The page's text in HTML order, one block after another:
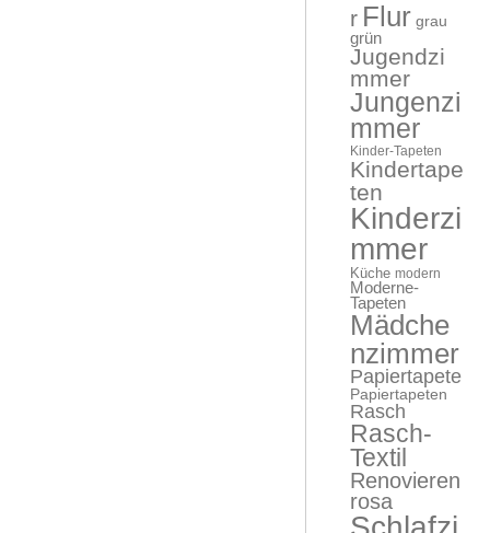
r Flur grau
grün
Jugendzi
mmer
Jungenzi
mmer
Kinder-Tapeten
Kindertape
ten
Kinderzi
mmer
Küche modern
Moderne-
Tapeten
Mädche
nzimmer
Papiertapete
Papiertapeten
Rasch
Rasch-
Textil
Renovieren
rosa